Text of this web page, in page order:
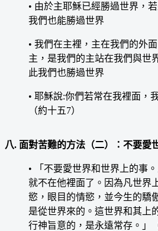
• 由於主耶穌已經勝過世界，
我們也能勝過世界
• 我們在主裡，主在我們的外
主，是我們的主站在我們與世
此我們也勝過世界
• 耶穌說:你們若常在我裡面，
（約十五7）
八. 面對苦難的方法（二）：不要愛
• 「不要愛世界和世界上的事
就不在他裡面了。因為凡世界
慾，眼目的情慾，並今生的驕
是從世界來的。這世界和其上
行神旨意的，是永遠常存。」